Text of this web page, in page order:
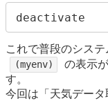
deactivate
これで普段のシステ
(myenv)
の表示
す。
今回は「天気デー